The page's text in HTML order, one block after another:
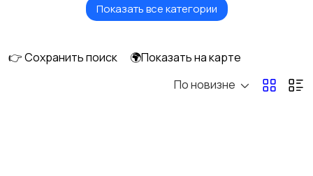
Товары для ухода за
Букеты1
Показать все категории
👉 Сохранить поиск
🌍Показать на карте
По новизне